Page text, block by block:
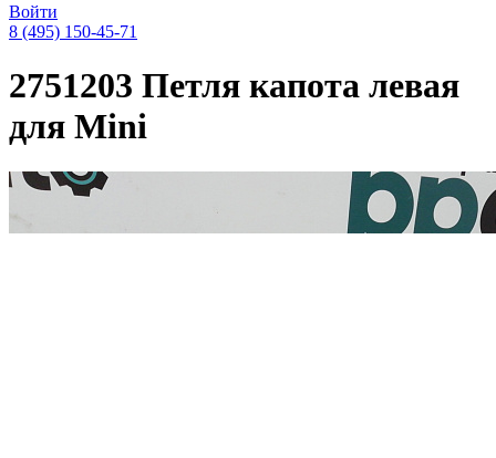
Войти
8 (495) 150-45-71
2751203 Петля капота левая
для Mini